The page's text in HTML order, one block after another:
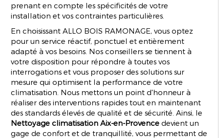
prenant en compte les spécificités de votre
installation et vos contraintes particulières.
En choisissant ALLO BOIS RAMONAGE, vous optez
pour un service réactif, ponctuel et entièrement
adapté à vos besoins. Nos conseillers se tiennent à
votre disposition pour répondre à toutes vos
interrogations et vous proposer des solutions sur
mesure qui optimisent la performance de votre
climatisation. Nous mettons un point d'honneur à
réaliser des interventions rapides tout en maintenant
des standards élevés de qualité et de sécurité. Ainsi, le
Nettoyage climatisation Aix-en-Provence devient un
gage de confort et de tranquillité, vous permettant de